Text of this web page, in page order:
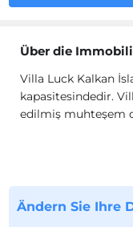
Über die
Villa Luck Kalkan
kapasitesindedir.
edilmiş muhteşem
Isıtma havuzlu
mevkiinde 1 yatak
geçirebileceğiniz
Ändern Sie Ihre